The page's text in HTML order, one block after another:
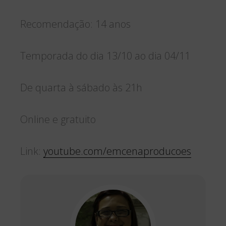
Recomendação: 14 anos
Temporada do dia 13/10 ao dia 04/11
De quarta à sábado às 21h
Online e gratuito
Link: youtube.com/emcenaproducoes